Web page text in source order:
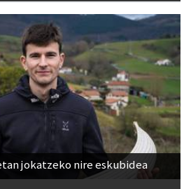
jokatzeko nire eskubidea